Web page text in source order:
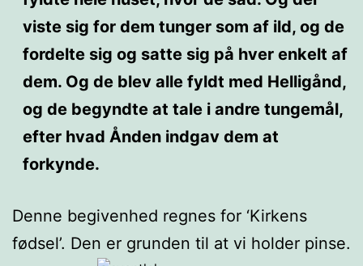
viste sig for dem tunger som af ild, og de
fordelte sig og satte sig på hver enkelt af
dem. Og de blev alle fyldt med Helligånd,
og de begyndte at tale i andre tungemål,
efter hvad Ånden indgav dem at
forkynde.
Denne begivenhed regnes for ‘Kirkens
fødsel’. Den er grunden til at vi holder pinse.